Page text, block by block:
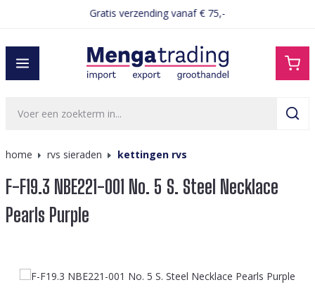
Gratis verzending vanaf € 75,-
home rvs sieraden kettingen rvs
F-F19.3 NBE221-001 No. 5 S. Steel Necklace
Pearls Purple
Afbeeldingengalerij overslaan